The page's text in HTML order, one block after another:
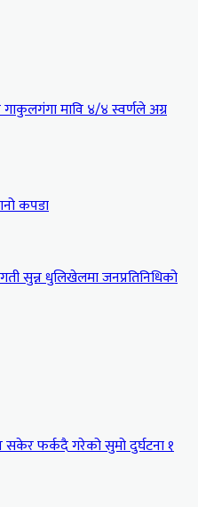
मावि ४/४ स्वर्णले अग्र
कपडा
सुन्न धुलिखेलमा जनप्रतिनिधिको
फर्कदै गरेको सुमो दुर्घटना १